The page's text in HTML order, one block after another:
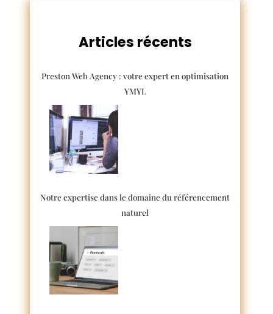
Articles récents
Preston Web Agency : votre expert en optimisation
YMYL
Notre expertise dans le domaine du référencement
naturel